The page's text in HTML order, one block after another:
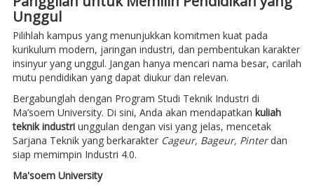
Unggul
Pilihlah kampus yang menunjukkan komitmen kuat pada
kurikulum modern, jaringan industri, dan pembentukan karakter
insinyur yang unggul. Jangan hanya mencari nama besar, carilah
mutu pendidikan yang dapat diukur dan relevan.
Bergabunglah dengan Program Studi Teknik Industri di
Ma’soem University. Di sini, Anda akan mendapatkan kuliah
teknik industriunggulan dengan visi yang jelas, mencetak
Sarjana Teknik yang berkarakter Cageur, Bageur, Pinterdan
siap memimpin Industri 4.0.
Ma'soem University